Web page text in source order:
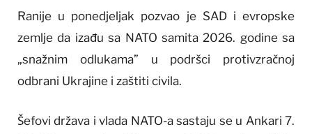
Ranije u ponedjeljak pozvao je SAD i evropske
zemlje da izađu sa NATO samita 2026. godine sa
„snažnim odlukama” u podršci protivzračnoj
odbrani Ukrajine i zaštiti civila.
Šefovi država i vlada NATO-a sastaju se u Ankari 7.